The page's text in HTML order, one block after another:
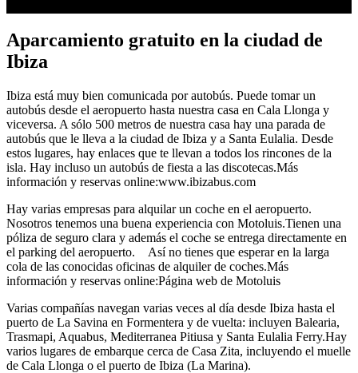
Aparcamiento gratuito en la ciudad de
Ibiza
Ibiza está muy bien comunicada por autobús. Puede tomar un
autobús desde el aeropuerto hasta nuestra casa en Cala Llonga y
viceversa. A sólo 500 metros de nuestra casa hay una parada de
autobús que le lleva a la ciudad de Ibiza y a Santa Eulalia. Desde
estos lugares, hay enlaces que te llevan a todos los rincones de la
isla. Hay incluso un autobús de fiesta a las discotecas.Más
información y reservas online:www.ibizabus.com
Hay varias empresas para alquilar un coche en el aeropuerto.
Nosotros tenemos una buena experiencia con Motoluis.Tienen una
póliza de seguro clara y además el coche se entrega directamente en
el parking del aeropuerto. Así no tienes que esperar en la larga
cola de las conocidas oficinas de alquiler de coches.Más
información y reservas online:Página web de Motoluis
Varias compañías navegan varias veces al día desde Ibiza hasta el
puerto de La Savina en Formentera y de vuelta: incluyen Balearia,
Trasmapi, Aquabus, Mediterranea Pitiusa y Santa Eulalia Ferry.Hay
varios lugares de embarque cerca de Casa Zita, incluyendo el muelle
de Cala Llonga o el puerto de Ibiza (La Marina).